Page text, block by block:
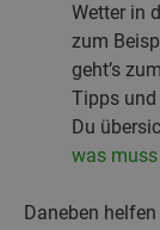
Wetter in
zum
geht’s zum
Tipps
Du
was
Daneben